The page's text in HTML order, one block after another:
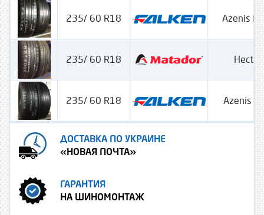
235/ 60 R18 Azenis
235/ 60 R18
235/ 60 R18 Azenis
ДОСТАВКА ПО УКРАИНЕ
«НОВАЯ ПОЧТА»
ГАРАНТИЯ
НА ШИНОМОНТАЖ